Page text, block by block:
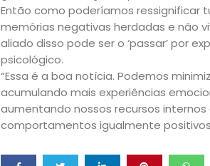
Casa
e
Decoração
Exclusiva
Então como poderíamos ressignificar
memórias negativas herdadas e não
aliado disso pode ser o ‘passar’ por
psicológico.
“Essa é a boa notícia. Podemos
acumulando mais experiências
aumentando nossos recursos
comportamentos igualmente